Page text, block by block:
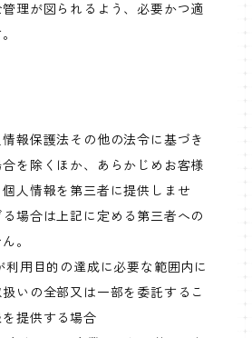
理が図られるよう、必要かつ適
報保護法その他の法令に基づき
を除くほか、あらかじめお客様
人情報を第三者に提供しませ
場合は上記に定める第三者への
。
利用目的の達成に必要な範囲内に
いの全部又は一部を委託するこ
提供する場合